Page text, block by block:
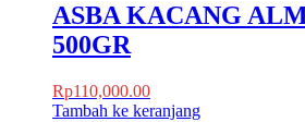
ASBA KACANG
500GR
Rp110,000.00
Tambah ke keranjang